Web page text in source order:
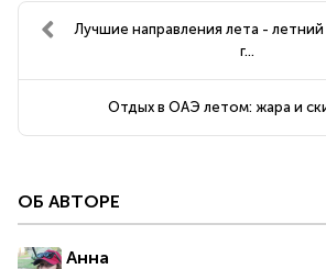
Лучшие направления лета -
г...
Отдых в ОАЭ летом: жара и
ОБ АВТОРЕ
Анна